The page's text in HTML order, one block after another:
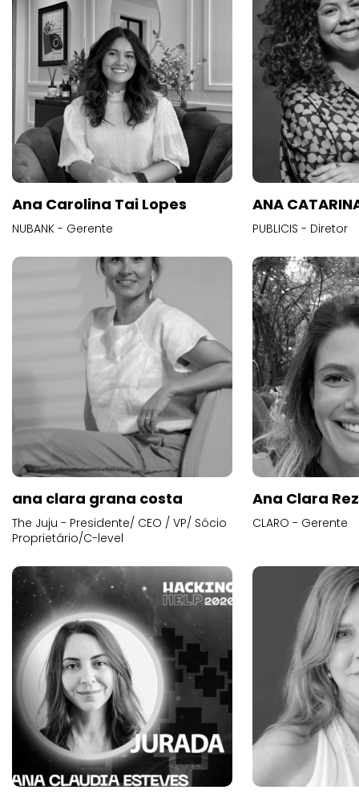
Ana Carolina Tai Lopes
NUBANK - Gerente
ANA
PUBLICIS - Diretor
ana clara grana costa
The Juju - Presidente/ CEO / VP/ Sócio
Proprietário/C-level
Ana Clara
CLARO - Gerente